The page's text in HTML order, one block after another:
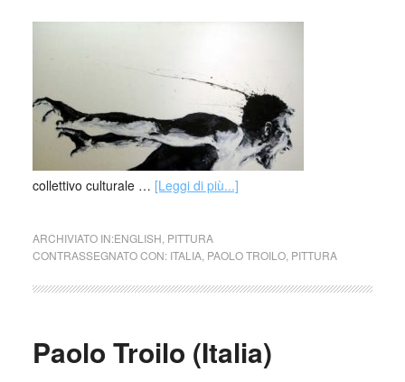
collettivo culturale … [Leggi di più...]
ARCHIVIATO IN:ENGLISH PITTURA
CONTRASSEGNATO CON: ITALIA, PAOLO TROILO, PITTURA
Paolo Troilo (Italia)